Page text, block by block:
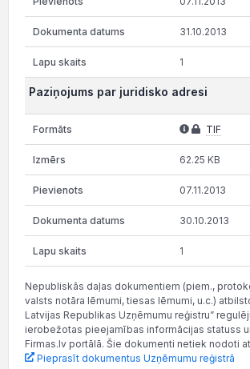
31.10.2013
1
Paziņojums par juridisko adresi
TIF
62.25 KB
07.11.2013
30.10.2013
1
Nepubliskās daļas dokumentiem (piem.,
valsts notāra lēmumi, tiesas lēmumi, u.c.)
Latvijas Republikas Uzņēmumu reģistru”
ierobežotas pieejamības informācijas statuss
Firmas.lv portālā. Šie dokumenti netiek nodoti
Pieprasīt dokumentus Uzņēmumu reģistrā